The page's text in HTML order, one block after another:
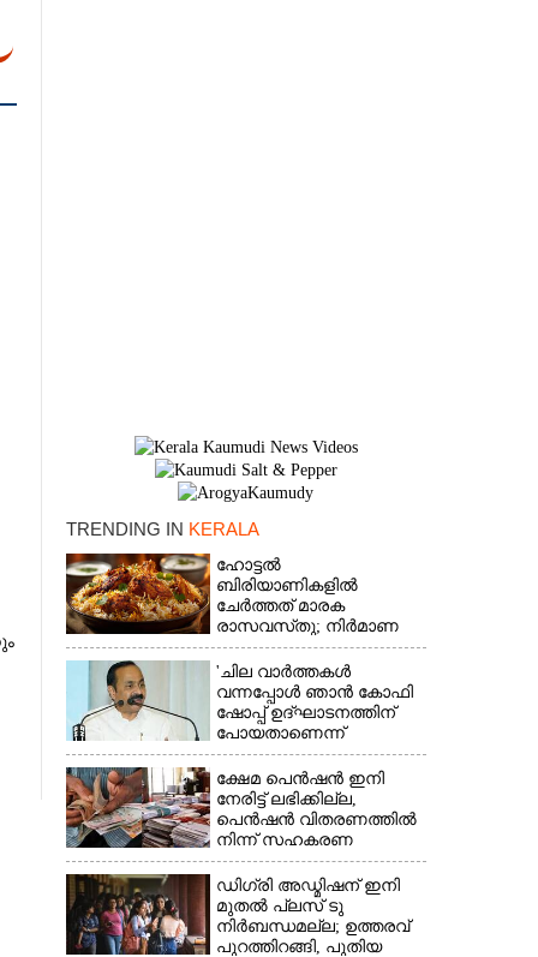
TRENDING IN KERALA
ഹോട്ടൽ
ബിരിയാണികളിൽ
ചേർത്തത് മാരക
രാസവസ്‌തു; നിർമാണ
യൂണിറ്റിൽ എലികാഷ്‌ടവും
കുപ്പിച്ചില്ലും
'ചില വാർത്തകൾ
വന്നപ്പോൾ ഞാൻ കോഫി
ഷോപ്പ് ഉദ്ഘാടനത്തിന്
പോയതാണെന്ന്
വിചാരിച്ചു, 400 കോടിയുടെ
പ്രോജക്ടാണ് അത്'
ക്ഷേമ പെൻഷൻ ഇനി
നേരിട്ട് ലഭിക്കില്ല,​
പെൻഷൻ വിതരണത്തിൽ
നിന്ന് സഹകരണ
ബാങ്കുകളെ ഒഴിവാക്കി
ഡിഗ്രി അഡ്മിഷന് ഇനി
മുതൽ പ്ലസ് ടു
നിർബന്ധമല്ല; ഉത്തരവ്
പുറത്തിറങ്ങി, പുതിയ
×